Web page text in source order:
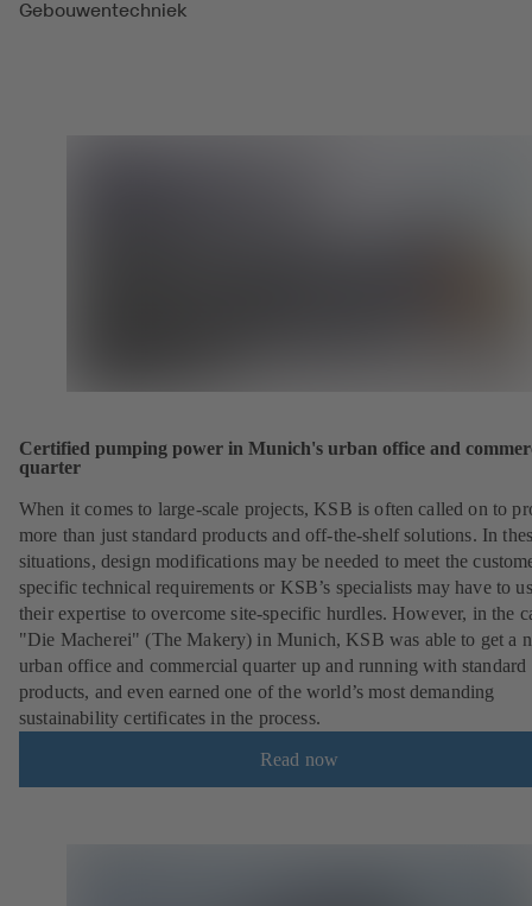
Gebouwentechniek
Certified pumping power in Munich's urban office and
quarter
When it comes to large-scale projects, KSB is often called on to
more than just standard products and off-the-shelf solutions. In
situations, design modifications may be needed to meet the
specific technical requirements or KSB’s specialists may have to
their expertise to overcome site-specific hurdles. However, in the
"Die Macherei" (The Makery) in Munich, KSB was able to get a
urban office and commercial quarter up and running with standard
products, and even earned one of the world’s most demanding
sustainability certificates in the process.
Read now